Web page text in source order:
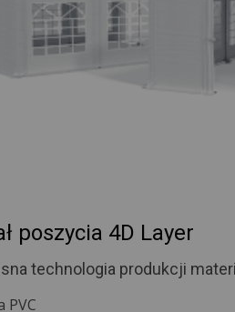
poszycia 4D Layer
technologia produkcji
PVC